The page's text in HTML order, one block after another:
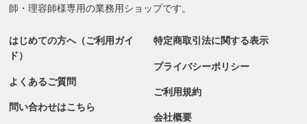
師・理容師様専用の業務用ショップです。
はじめての方へ（ご利用ガイ
ド）
よくあるご質問
問い合わせはこちら
特定商取引法に関する表示
プライバシーポリシー
ご利用規約
会社概要